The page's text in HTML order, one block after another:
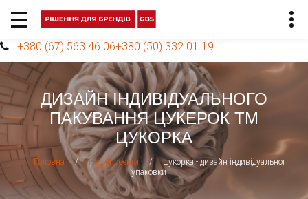
+380 (67) 563 46 06+380 (50) 332 01 19
ДИЗАЙН ІНДИВІДУАЛЬНОГО
ПАКУВАННЯ ЦУКЕРОК ТМ
ЦУКОРКА
Головна / Наші проекти /
Цукорка - дизайн індивідуальної
упаковки